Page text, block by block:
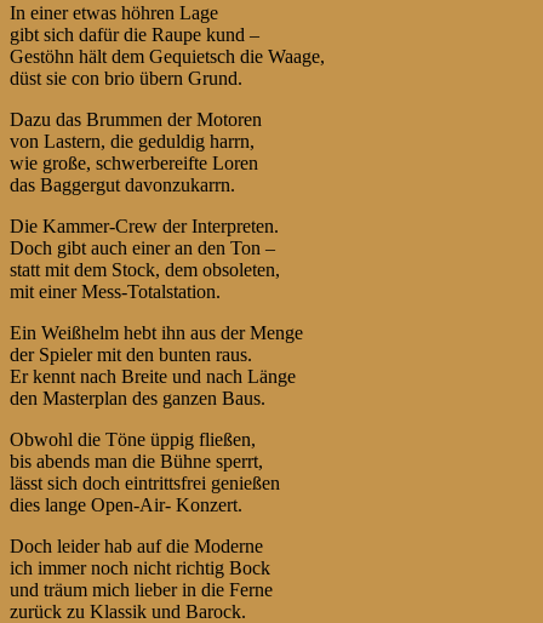
In einer etwas höhren Lage
gibt sich dafür die Raupe kund –
Gestöhn hält dem Gequietsch die Waage,
düst sie con brio übern Grund.
Dazu das Brummen der Motoren
von Lastern, die geduldig harrn,
wie große, schwerbereifte Loren
das Baggergut davonzukarrn.
Die Kammer-Crew der Interpreten.
Doch gibt auch einer an den Ton –
statt mit dem Stock, dem obsoleten,
mit einer Mess-Totalstation.
Ein Weißhelm hebt ihn aus der Menge
der Spieler mit den bunten raus.
Er kennt nach Breite und nach Länge
den Masterplan des ganzen Baus.
Obwohl die Töne üppig fließen,
bis abends man die Bühne sperrt,
lässt sich doch eintrittsfrei genießen
dies lange Open-Air- Konzert.
Doch leider hab auf die Moderne
ich immer noch nicht richtig Bock
und träum mich lieber in die Ferne
zurück zu Klassik und Barock.